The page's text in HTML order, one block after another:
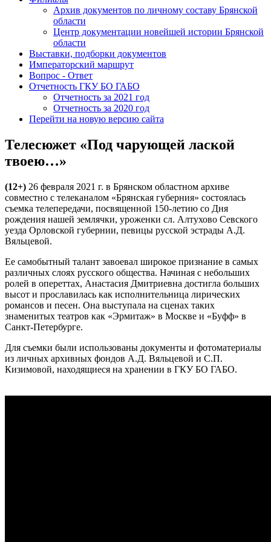
Архив документов по личному составу Брянской
области
Центр документации новейшей истории Брянской
области
Выставки, подборки документов
Императорский маршрут
Вопрос - Ответ
Отчетность ГКУ БО ГАБО
Отчетность за 2021 год
Отчетность за 2020 год
Перейти на новую версию сайта
Телесюжет «Под чарующей лаской
твоею…»
(12+) 26 февраля 2021 г. в Брянском областном архиве
совместно с телеканалом «Брянская губерния» состоялась
съемка телепередачи, посвященной 150-летию со Дня
рождения нашей землячки, уроженки сл. Алтухово Севского
уезда Орловской губернии, певицы русской эстрады А.Д.
Вяльцевой.
Ее самобытный талант завоевал широкое признание в самых
различных слоях русского общества. Начиная с небольших
ролей в опереттах, Анастасия Дмитриевна достигла больших
высот и прославилась как исполнительница лирических
романсов и песен. Она выступала на сценах таких
знаменитых театров как «Эрмитаж» в Москве и «Буфф» в
Санкт-Петербурге.
Для съемки были использованы документы и фотоматериалы
из личных архивных фондов А.Д. Вяльцевой и С.П.
Кизимовой, находящиеся на хранении в ГКУ БО ГАБО.